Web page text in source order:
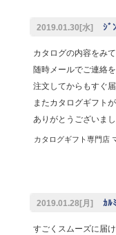
2019.01.30[水] ｼﾞ
カタログの内容をみ
随時メールでご連絡
注文してからもすぐ
またカタログギフト
ありがとうございまし
カタログギフト専門
2019.01.28[月] ｶﾙ
すごくスムーズに届